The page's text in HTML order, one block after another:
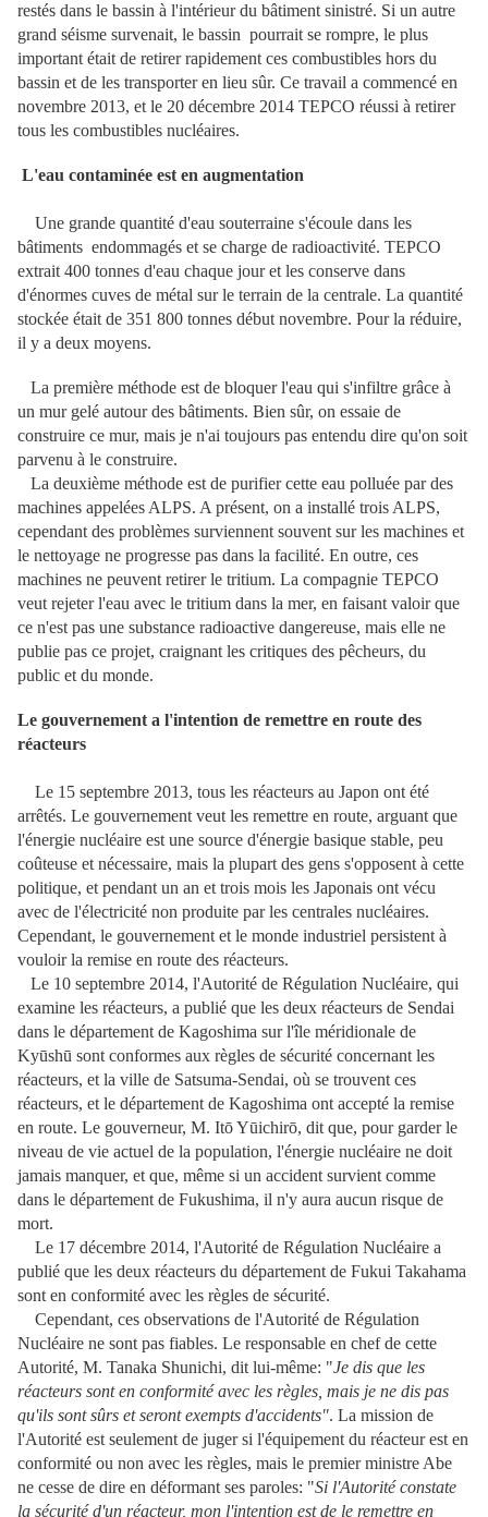
restés dans le bassin à l'intérieur du bâtiment sinistré. Si un autre
grand séisme survenait, le bassin pourrait se rompre, le plus
important était de retirer rapidement ces combustibles hors du
bassin et de les transporter en lieu sûr. Ce travail a commencé en
novembre 2013, et le 20 décembre 2014 TEPCO réussi à retirer
tous les combustibles nucléaires.
L'eau contaminée est en augmentation
Une grande quantité d'eau souterraine s'écoule dans les
bâtiments endommagés et se charge de radioactivité. TEPCO
extrait 400 tonnes d'eau chaque jour et les conserve dans
d'énormes cuves de métal sur le terrain de la centrale. La quantité
stockée était de 351 800 tonnes début novembre. Pour la réduire,
il y a deux moyens.
La première méthode est de bloquer l'eau qui s'infiltre grâce à
un mur gelé autour des bâtiments. Bien sûr, on essaie de
construire ce mur, mais je n'ai toujours pas entendu dire qu'on soit
parvenu à le construire.
La deuxième méthode est de purifier cette eau polluée par des
machines appelées ALPS. A présent, on a installé trois ALPS,
cependant des problèmes surviennent souvent sur les machines et
le nettoyage ne progresse pas dans la facilité. En outre, ces
machines ne peuvent retirer le tritium. La compagnie TEPCO
veut rejeter l'eau avec le tritium dans la mer, en faisant valoir que
ce n'est pas une substance radioactive dangereuse, mais elle ne
publie pas ce projet, craignant les critiques des pêcheurs, du
public et du monde.
Le gouvernement a l'intention de remettre en route des
réacteurs
Le 15 septembre 2013, tous les réacteurs au Japon ont été
arrêtés. Le gouvernement veut les remettre en route, arguant que
l'énergie nucléaire est une source d'énergie basique stable, peu
coûteuse et nécessaire, mais la plupart des gens s'opposent à cette
politique, et pendant un an et trois mois les Japonais ont vécu
avec de l'électricité non produite par les centrales nucléaires.
Cependant, le gouvernement et le monde industriel persistent à
vouloir la remise en route des réacteurs.
Le 10 septembre 2014, l'Autorité de Régulation Nucléaire, qui
examine les réacteurs, a publié que les deux réacteurs de Sendai
dans le département de Kagoshima sur l'île méridionale de
Kyūshū sont conformes aux règles de sécurité concernant les
réacteurs, et la ville de Satsuma-Sendai, où se trouvent ces
réacteurs, et le département de Kagoshima ont accepté la remise
en route. Le gouverneur, M. Itō Yūichirō, dit que, pour garder le
niveau de vie actuel de la population, l'énergie nucléaire ne doit
jamais manquer, et que, même si un accident survient comme
dans le département de Fukushima, il n'y aura aucun risque de
mort.
Le 17 décembre 2014, l'Autorité de Régulation Nucléaire a
publié que les deux réacteurs du département de Fukui Takahama
sont en conformité avec les règles de sécurité.
Cependant, ces observations de l'Autorité de Régulation
Nucléaire ne sont pas fiables. Le responsable en chef de cette
Autorité, M. Tanaka Shunichi, dit lui-même: "Je dis que les
réacteurs sont en conformité avec les règles, mais je ne dis pas
qu'ils sont sûrs et seront exempts d'accidents". La mission de
l'Autorité est seulement de juger si l'équipement du réacteur est en
conformité ou non avec les règles, mais le premier ministre Abe
ne cesse de dire en déformant ses paroles: "Si l'Autorité constate
la sécurité d'un réacteur, mon l'intention est de le remettre en